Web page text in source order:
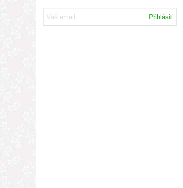
Přihlásit